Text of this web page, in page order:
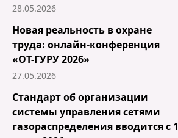
28.05.2026
Новая реальность в охране
труда: онлайн-конференция
«ОТ-ГУРУ 2026»
27.05.2026
Стандарт об организации
системы управления сетями
газораспределения вводится с 1